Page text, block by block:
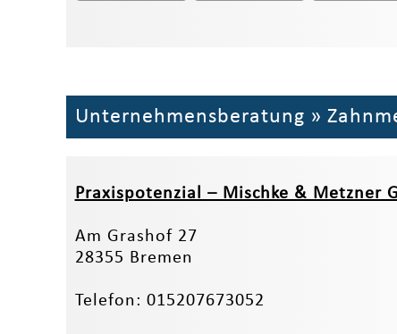
Unternehmensberatung »
Praxispotenzial – Mischke & Metzner
Am Grashof 27
28355 Bremen
Telefon: 015207673052